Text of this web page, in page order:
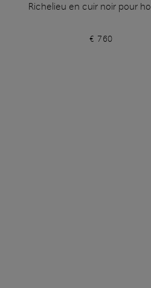
Richelieu en cuir noir pour
€ 760